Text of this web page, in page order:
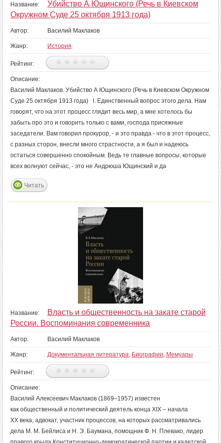
Название:
Убийство А Ющинского (Речь в Киевском
Окружном Суде 25 октября 1913 года)
Автор: Василий Маклаков
Жанр: История
Рейтинг:
Описание:
Василий Маклаков. Убийство А Ющинского (Речь в Киевском Окружном
Суде 25 октября 1913 года) I. Единственный вопрос этого дела. Нам
говорят, что на этот процесс глядит весь мир, а мне хотелось бы
забыть про это и говорить только с вами, господа присяжные
заседатели. Вам говорил прокурор, - и это правда - что в этот процесс,
с разных сторон, внесли много страстности, а я был и надеюсь
остаться совершенно спокойным. Ведь те главные вопросы, которые
всех волнуют сейчас, - это не Андрюша Ющинский и да
Читать
Название:
Власть и общественность на закате старой
России. Воспоминания современника
Автор: Василий Маклаков
Жанр: Документальная литература, Биографии, Мемуары
Рейтинг:
Описание:
Василий Алексеевич Маклаков (1869–1957) известен
как общественный и политический деятель конца XIX – начала
XX века, адвокат, участник процессов, на которых рассматривались
дела М. М. Бейлиса и Н. Э. Баумана, помощник Ф. Н. Плевако, лидер